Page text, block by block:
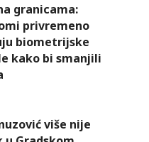
granicama:
privremeno
biometrijske
kako bi smanjili
više nije